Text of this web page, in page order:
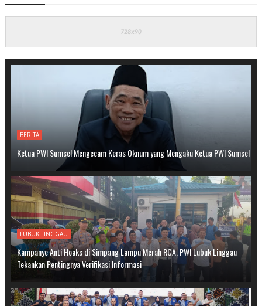
BERITA
Ketua PWI Sumsel Mengecam Keras Oknum yang Mengaku Ketua PWI Sumsel
LUBUK LINGGAU
Kampanye Anti Hoaks di Simpang Lampu Merah RCA, PWI Lubuk Linggau
Tekankan Pentingnya Verifikasi Informasi